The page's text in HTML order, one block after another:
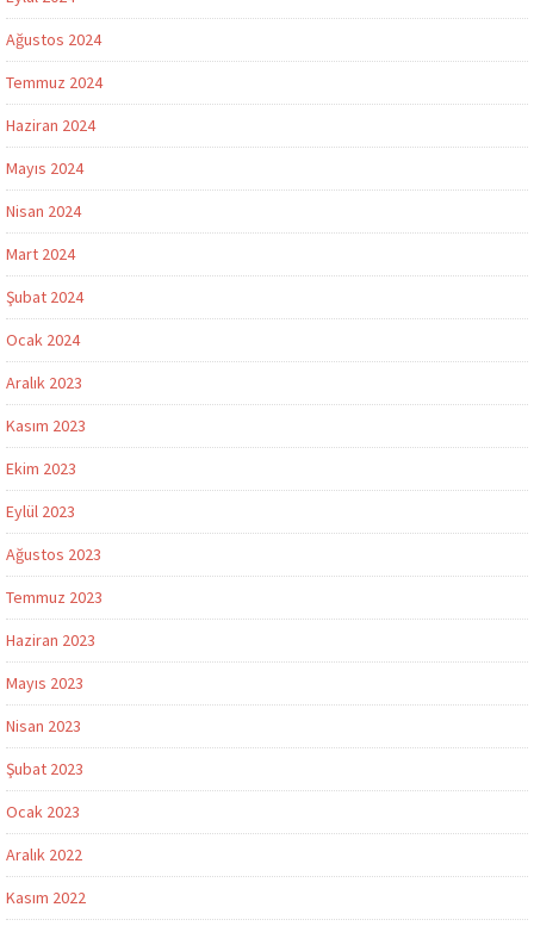
Ağustos 2024
Temmuz 2024
Haziran 2024
Mayıs 2024
Nisan 2024
Mart 2024
Şubat 2024
Ocak 2024
Aralık 2023
Kasım 2023
Ekim 2023
Eylül 2023
Ağustos 2023
Temmuz 2023
Haziran 2023
Mayıs 2023
Nisan 2023
Şubat 2023
Ocak 2023
Aralık 2022
Kasım 2022